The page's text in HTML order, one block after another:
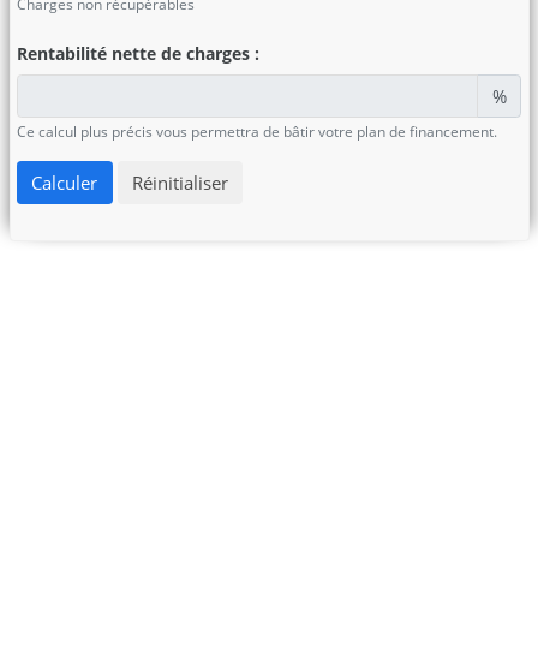
Charges non récupérables
Rentabilité nette de charges :
%
Ce calcul plus précis vous permettra de bâtir votre plan de financement.
Calculer Réinitialiser